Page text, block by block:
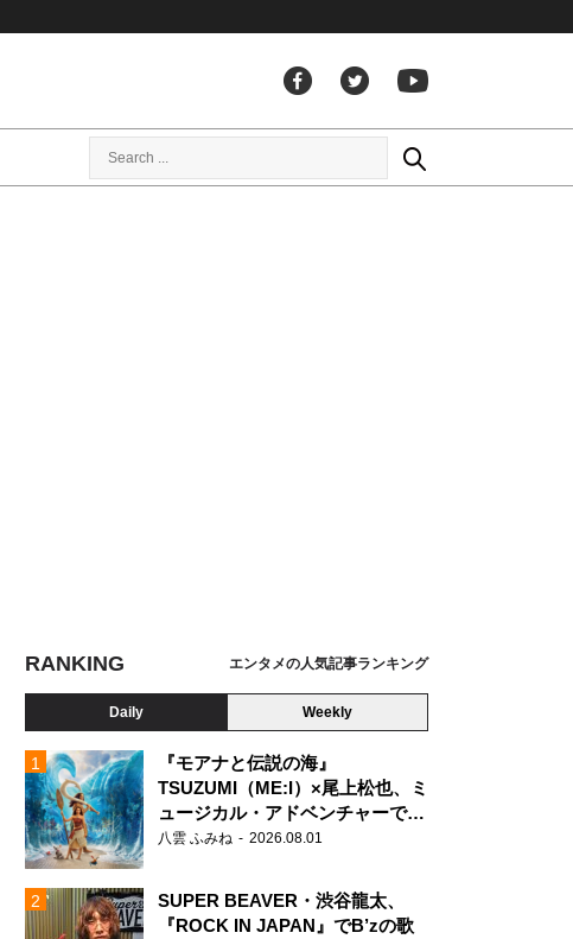
RANKING エンタメの人気記事ランキング
Daily Weekly
『モアナと伝説の海』
TSUZUMI（ME:I）×尾上松也、ミ
ュージカル・アドベンチャーで美
声を響かせる
八雲 ふみね 2026.08.01
SUPER BEAVER・渋谷龍太、
『ROCK IN JAPAN』でB’zの歌